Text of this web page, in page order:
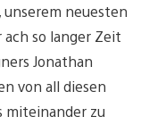
, unserem neuesten
so langer Zeit
Jonathan
von all diesen
miteinander zu